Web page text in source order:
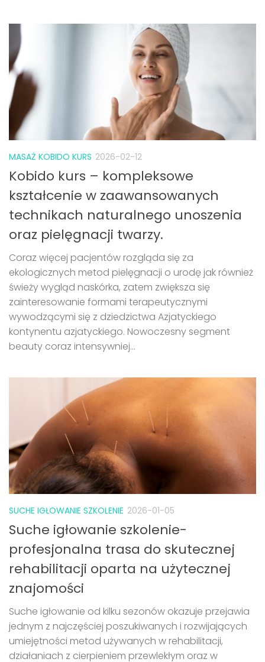
MASAŻ KOBIDO KURS 2026-02-12
Kobido kurs – kompleksowe
kształcenie w zaawansowanych
technikach naturalnego unoszenia
oraz pielęgnacji twarzy.
Coraz więcej pacjentów rozgląda się za
ekologicznych metod pielęgnacji o urodę jak również
świeży wygląd naskórka, zatem zwiększa się
zainteresowanie formami terapeutycznymi
wywodzącymi się z dziedzictwa Azjatyckiego
kontynentu azjatyckiego. Nowoczesny segment
beauty coraz intensywniej...
SUCHE IGŁOWANIE SZKOLENIE 2026-01-05
Suche igłowanie szkolenie-
profesjonalna trasa do skutecznej
rehabilitacji oparta na użytecznej
znajomości
Suche igłowanie od kilku sezonów okazuje przejawia
jednym z najczęściej poszukiwanych i rozwijających
umiejętności metod używanych w rehabilitacji,
działaniach z cierpieniem przewlekłym oraz w